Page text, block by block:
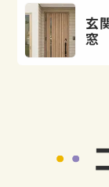
玄
窓